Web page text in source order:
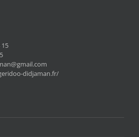
15
didjaman.fr/